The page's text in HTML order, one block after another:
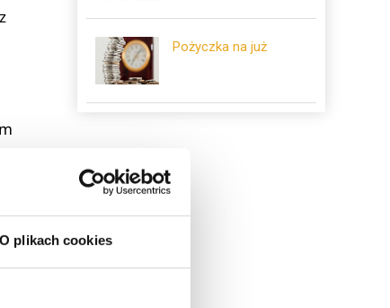
O plikach cookies
Pożyczka na już